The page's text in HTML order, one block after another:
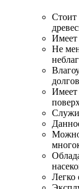
Стоит
Имеет
Не
Имеет
Можно
Легко